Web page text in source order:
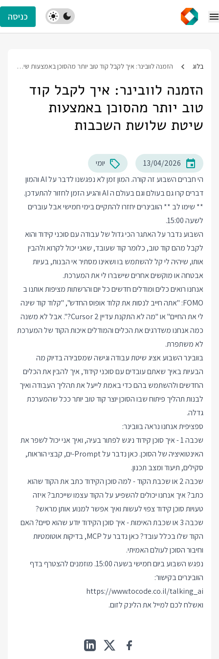
כניסה
בלוג הזמנה לוובינר: איך לקבל קוד טוב יותר מהסוכן באמצעות שיטת שלושת השכבות
הזמנה לוובינר: איך לקבל קוד
טוב יותר מהסוכן באמצעות
שיטת שלושת השכבות
13/04/2026
יומי
הי חברים השבוע זה קורה. המון זמן לא נפגשנו לדבר על AI והמון
דברים קרו גם בעולם וגם בעולם ה AI והגיע הזמן לחזור להתעדכן.
** שימו לב ** הוובינרים יחזרו להתקיים בימי חמישי אבל עוברים
לשעה 15:00.
השבוע נדבר על האתגר הכי גדול של עבודה עם סוכני קידוד והוא
לקבל מהם קוד טוב, כלומר קוד שעובד, שאני יכול לקרוא ולהבין
אותו, שיהיה לי קל להשתמש בו ושאינו מסתיר אי הבנות, בעיות
אבטחה או מוקשים אחרים שישברו לי את המערכת.
אנחנו רואים כלים ומודלים חדשים כל יום והרשתות מציפות אותנו ב
FOMO: "אתה חייב לנסות את קלוד אופוס החדש", "קלוד קוד שינה
לי את החיים" או "מה לא התקנת עדיין Cursor 2?". אבל לא משנה
כמה אנחנו משדרגים את הכלים והמודלים איכות הקוד של המערכת
לא משתפרת.
בוובינר השבוע אציג שיטת עבודה וגישה שמסבירה בדיוק מה
הבעיות באיך שאתם עובדים עם סוכני קידוד, איך להבין את הכלים
החדשים ולהשתמש בהם כדי באמת לייעל את תהליך העבודה ואיך
לבנות תהליך פיתוח שבו הסוכן יוצר קוד טוב יותר ככל שהמערכת
גדלה.
ספציפית אנחנו נראה בוובינר:
שכבה 1 - איך סוכן קידוד ניגש לפתור בעיה, ואיך אני יכול לשפר את
האינטואיציה של הסוכן. כאן נדבר על Prompt-ים, קבצי הוראות,
סקילים, תיעוד ומצב תכנון.
שכבה 2 או שכבת הקוד - למה סוכן הקידוד כתב את הקוד שהוא
כתב? איך אנחנו יכולים להשפיע על הקוד עצמו שייכתב? איזה
טעויות סוכן קידוד צפוי לעשות ואיך אפשר למנוע אותן מראש?
שכבה 3 או שכבת האימות - איך סוכן הקידוד יודע שהוא סיים? האם
הקוד שלו בכלל עובד? כאן נדבר על MCP, בדיקות אוטומטיות
וחיבור הסוכן לעולם האמיתי.
נפגש השבוע ביום חמישי בשעה 15:00. מוזמנים להצטרף בדף
הוובינרים בקישור:
https://www.tocode.co.il/talking_ai
ואשלח לכם למייל את הלינק לזום.